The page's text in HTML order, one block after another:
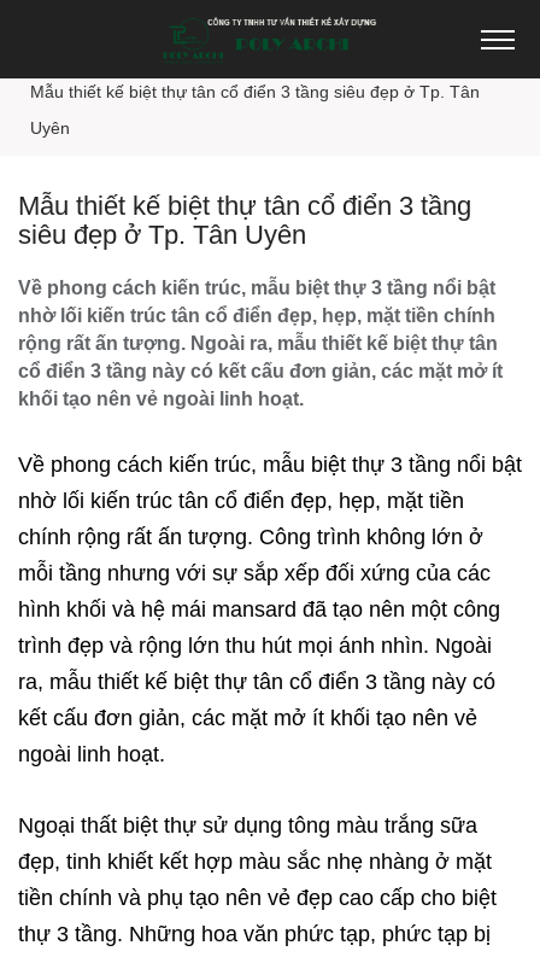
Thiết kế biệt thự
Mẫu thiết kế biệt thự tân cổ điển 3 tầng siêu đẹp ở Tp. Tân
Uyên
Mẫu thiết kế biệt thự tân cổ điển 3 tầng
siêu đẹp ở Tp. Tân Uyên
Về phong cách kiến ​​trúc, mẫu biệt thự 3 tầng nổi bật
nhờ lối kiến ​​trúc tân cổ điển đẹp, hẹp, mặt tiền chính
rộng rất ấn tượng. Ngoài ra, mẫu thiết kế biệt thự tân
cổ điển 3 tầng này có kết cấu đơn giản, các mặt mở ít
khối tạo nên vẻ ngoài linh hoạt.
Về phong cách kiến ​​trúc, mẫu biệt thự 3 tầng nổi bật
nhờ lối kiến ​​trúc tân cổ điển đẹp, hẹp, mặt tiền
chính rộng rất ấn tượng. Công trình không lớn ở
mỗi tầng nhưng với sự sắp xếp đối xứng của các
hình khối và hệ mái mansard đã tạo nên một công
trình đẹp và rộng lớn thu hút mọi ánh nhìn. Ngoài
ra, mẫu thiết kế biệt thự tân cổ điển 3 tầng này có
kết cấu đơn giản, các mặt mở ít khối tạo nên vẻ
ngoài linh hoạt.
Ngoại thất biệt thự sử dụng tông màu trắng sữa
đẹp, tinh khiết kết hợp màu sắc nhẹ nhàng ở mặt
tiền chính và phụ tạo nên vẻ đẹp cao cấp cho biệt
thự 3 tầng. Những hoa văn phức tạp, phức tạp bị